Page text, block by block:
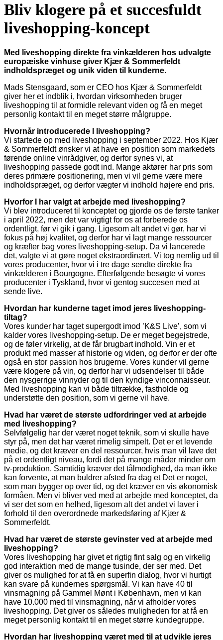
Bliv klogere på et succesfuldt
liveshopping-koncept
Med liveshopping direkte fra vinkælderen hos udvalgte
europæiske vinhuse giver Kjær & Sommerfeldt
indholdspræget og unik viden til kunderne.
Mads Stensgaard, som er CEO hos Kjær & Sommerfeldt
giver her et indblik i, hvordan virksomheden bruger
liveshopping til at formidle relevant viden og få en meget
personlig kontakt til en meget større målgruppe.
Hvornår introducerede I liveshopping?
Vi startede op med liveshopping i september 2022. Hos Kjær
& Sommerfeldt ønsker vi at have en position som markedets
førende online vinrådgiver, og derfor synes vi, at
liveshopping passede godt ind. Mange aktører har pris som
deres primære positionering, men vi vil gerne være mere
indholdspræget, og derfor vægter vi indhold højere end pris.
Hvorfor I har valgt at arbejde med liveshopping?
Vi blev introduceret til konceptet og gjorde os de første tanker
i april 2022, men det var vigtigt for os at forberede os
ordentligt, før vi gik i gang. Ligesom alt andet vi gør, har vi
fokus på høj kvalitet, og derfor har vi lagt mange ressourcer
og kræfter bag vores liveshopping-setup. Da vi lancerede
det, valgte vi at gøre noget ekstraordinært. Vi tog nemlig ud til
vores producenter, hvor vi i tre dage sendte direkte fra
vinkælderen i Bourgogne. Efterfølgende besøgte vi vores
producenter i Tyskland, hvor vi gentog succesen med at
sende live.
Hvordan har kunderne taget imod jeres liveshopping-
tiltag?
Vores kunder har taget supergodt imod ’K&S Live’, som vi
kalder vores liveshopping-setup. De er meget begejstrede,
og de føler virkelig, at de får brugbart indhold. Vin er et
produkt med masser af historie og viden, og derfor er der ofte
også en stor passion hos brugerne. Vores kunder vil gerne
være klogere på vin, og derfor har vi udsendelser til både
den nysgerrige vinnyder og til den kyndige vinconnaisseur.
Med liveshopping kan vi både tiltrække, fastholde og
understøtte den position, som vi gerne vil have.
Hvad har været de største udfordringer ved at arbejde
med liveshopping?
Selvfølgelig har der været noget teknik, som vi skulle have
styr på, men det har været rimelig simpelt. Det er et levende
medie, og det kræver en del ressourcer, hvis man vil lave det
på et ordentligt niveau, fordi det på mange måder minder om
tv-produktion. Samtidig kræver det tålmodighed, da man ikke
kan forvente, at man buldrer afsted fra dag et Det er noget,
som man bygger op over tid, og det kræver en vis økonomisk
formåen. Men vi bliver ved med at arbejde med konceptet, da
vi ser det som en helhed, ligesom alt det andet vi laver i
forhold til den overordnede markedsføring af Kjær &
Sommerfeldt.
Hvad har været de største gevinster ved at arbejde med
liveshopping?
Vores liveshopping har givet et rigtig fint salg og en virkelig
god interaktion med de mange tusinde, der ser med. Det
giver os mulighed for at få en superfin dialog, hvor vi hurtigt
kan svare på kundernes spørgsmål. Vi kan have 40 til
vinsmagning på Gammel Mønt i København, men vi kan
have 10.000 med til vinsmagning, når vi afholder vores
liveshopping. Det giver os således muligheden for at få en
meget personlig kontakt til en meget større kundegruppe.
Hvordan har liveshopping været med til at udvikle jeres